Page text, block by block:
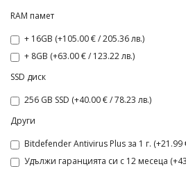
RAM памет
+ 16GB (+105.00 € / 205.36 лв.)
+ 8GB (+63.00 € / 123.22 лв.)
SSD диск
256 GB SSD (+40.00 € / 78.23 лв.)
Други
Bitdefender Antivirus Plus за 1 г. (+21.99
Удължи гаранцията си с 12 месеца